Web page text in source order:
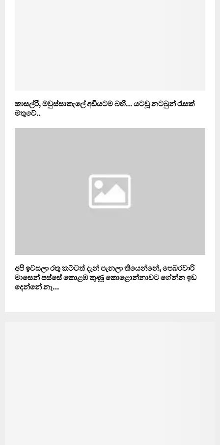
කාසල්රි, මවුස්සාකැලේ අඩියටම බහී… යටවූ නටබුන් රැසක්
මතුවේ..
අපි ඉවසලා රතු කට්ටත් දැන් පැනලා තියෙන්නේ, පෙබරවාරි
මාසෙන් පස්සේ කොළඹ කුණූ කොළොන්නාවට ගේන්න ඉඩ
දෙන්නේ නෑ…